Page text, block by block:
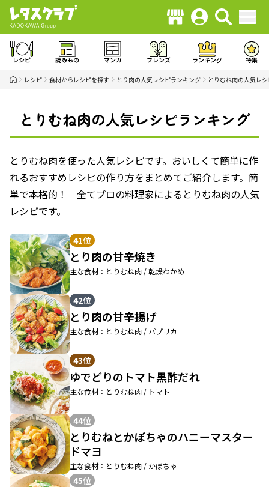
レシピ 読みもの マンガ フレンズ ランキング 特集
レシピ 食材からレシピを探す とり肉の人気レシピランキング とりむね肉の人気レ
とりむね肉の人気レシピランキング
とりむね肉を使った人気レシピです。おいしくて簡単に作
れるおすすめレシピの作り方をまとめてご紹介します。簡
単で本格的！ 全てプロの料理家によるとりむね肉の人気
レシピです。
41位
とり肉の甘辛焼き
主な食材：とりむね肉 / 乾燥わかめ
42位
とり肉の甘辛揚げ
主な食材：とりむね肉 / パプリカ
43位
ゆでどりのトマト黒酢だれ
主な食材：とりむね肉 / トマト
44位
とりむねとかぼちゃのハニーマスター
ドマヨ
主な食材：とりむね肉 / かぼちゃ
45位